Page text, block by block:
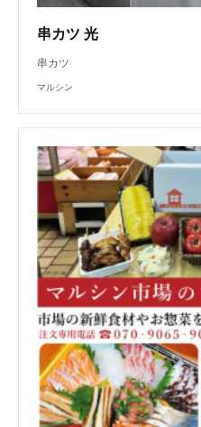
串カツ 光
串カツ
マルシン